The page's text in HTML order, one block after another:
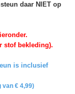
daar NIET op
stof bekleding).
is inclusief
van € 4,99)